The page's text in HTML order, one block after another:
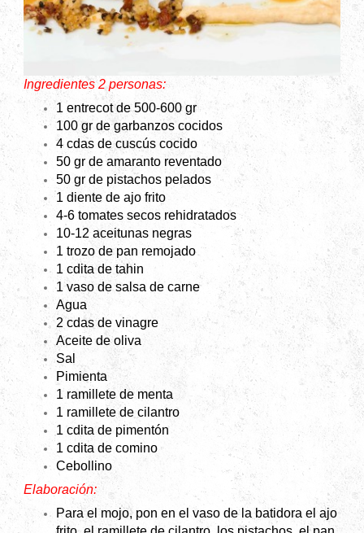
Ingredientes 2 personas:
1 entrecot de 500-600 gr
100 gr de garbanzos cocidos
4 cdas de cuscús cocido
50 gr de amaranto reventado
50 gr de pistachos pelados
1 diente de ajo frito
4-6 tomates secos rehidratados
10-12 aceitunas negras
1 trozo de pan remojado
1 cdita de tahin
1 vaso de salsa de carne
Agua
2 cdas de vinagre
Aceite de oliva
Sal
Pimienta
1 ramillete de menta
1 ramillete de cilantro
1 cdita de pimentón
1 cdita de comino
Cebollino
Elaboración:
Para el mojo, pon en el vaso de la batidora el ajo